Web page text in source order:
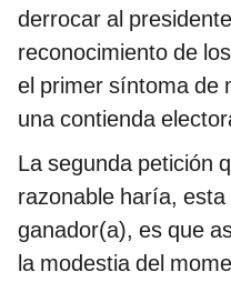
derrocar al
reconocimiento de
el primer síntoma de
una contienda
La segunda petición
razonable haría,
ganador(a), es que
la modestia del